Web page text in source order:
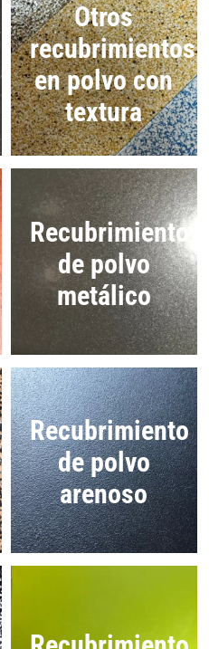
Otros
recubrimientos
en polvo con
textura
Recubrimiento
de polvo
metálico
Recubrimiento
de polvo
arenoso